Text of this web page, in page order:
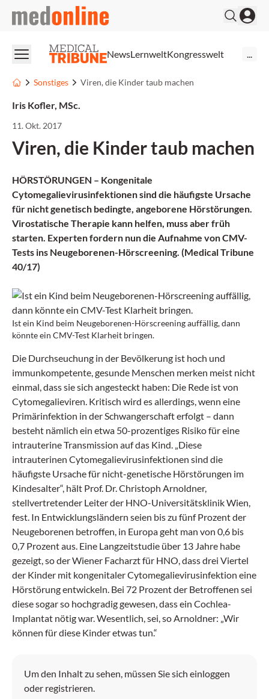
medonline
NewsLernweltKongresswelt
Sonstiges Viren, die Kinder taub machen
Iris Kofler, MSc.
11. Okt. 2017
Viren, die Kinder taub machen
HÖRSTÖRUNGEN – Kongenitale
Cytomegalievirusinfektionen sind die häufigste Ursache
für nicht genetisch bedingte, angeborene Hörstörungen.
Virostatische Therapie kann helfen, muss aber früh
starten. Experten fordern nun die Aufnahme von CMV-
Tests ins Neugeborenen-Hörscreening. (Medical Tribune
40/17)
Ist ein Kind beim Neugeborenen-Hörscreening auffällig, dann
könnte ein CMV-Test Klarheit bringen.
Die Durchseuchung in der Bevölkerung ist hoch und
immunkompetente, gesunde Menschen merken meist nicht
einmal, dass sie sich angesteckt haben: Die Rede ist von
Cytomegalieviren. Kritisch wird es allerdings, wenn eine
Primärinfektion in der Schwangerschaft erfolgt – dann
besteht nämlich ein etwa 50-prozentiges Risiko für eine
intrauterine Transmission auf das Kind. „Diese
intrauterinen Cytomegalievirusinfektionen sind die
häufigste Ursache für nicht-genetische Hörstörungen im
Kindesalter“, hält Prof. Dr. Christoph Arnoldner,
stellvertretender Leiter der HNO-Universitätsklinik Wien,
fest. In Entwicklungsländern seien bis zu fünf Prozent der
Neugeborenen betroffen, in Europa geht man von 0,6 bis
0,7 Prozent aus. Eine Langzeitstudie über 13 Jahre habe
gezeigt, so der Wiener Facharzt für HNO, dass drei Viertel
der Kinder mit kongenitaler Cytomegalievirusinfektion eine
Hörstörung entwickeln. Bei 72 Prozent der Betroffenen sei
diese sogar so hochgradig gewesen, dass ein Cochlea-
Implantat nötig war. Wesentlich, sei, so Arnoldner: „Wir
können für diese Kinder etwas tun.“
Um den Inhalt zu sehen, müssen Sie sich einloggen
oder registrieren.